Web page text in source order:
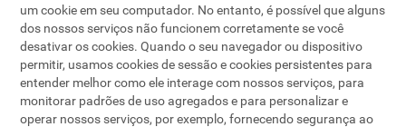
um cookie em seu computador. No entanto, é possível que alguns
dos nossos serviços não funcionem corretamente se você
desativar os cookies. Quando o seu navegador ou dispositivo
permitir, usamos cookies de sessão e cookies persistentes para
entender melhor como ele interage com nossos serviços, para
monitorar padrões de uso agregados e para personalizar e
operar nossos serviços, por exemplo, fornecendo segurança ao